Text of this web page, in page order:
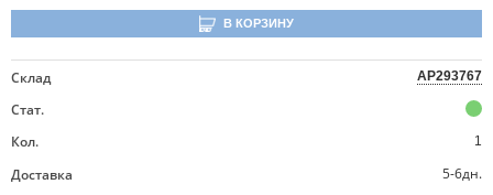
В КОРЗИНУ
Склад AP293767
Стат.
Кол.
1
Доставка
5-6дн.